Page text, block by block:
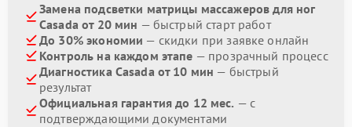
Замена подсветки матрицы массажеров для ног
Casada от 20 мин — быстрый старт работ
До 30% экономии — скидки при заявке онлайн
Контроль на каждом этапе — прозрачный процесс
Диагностика Casada от 10 мин — быстрый
результат
Официальная гарантия до 12 мес. — с
подтверждающими документами